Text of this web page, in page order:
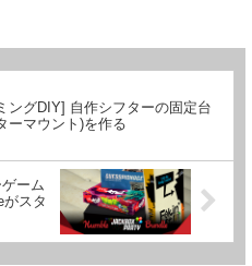
ングDIY] 自作シフターの固定台
ーマウント)を作る
ーム
スタ